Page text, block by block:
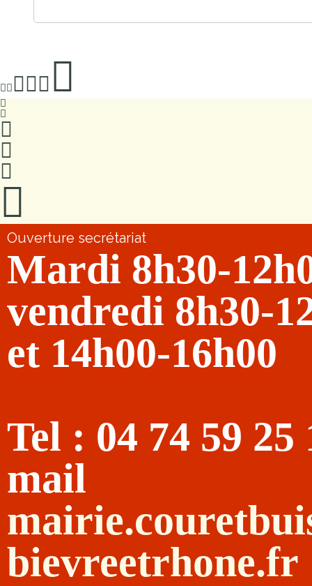
Ouverture secrétariat
Mardi 8h30-
vendredi 8h30-
et 14h00-16h00
Tel : 04 74 59 25
mail
bievreetrhone.fr